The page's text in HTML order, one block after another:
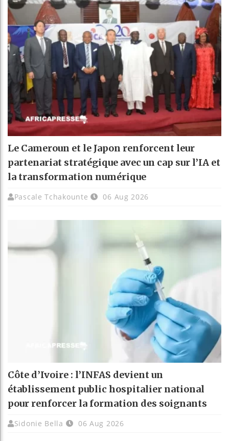
Le Cameroun et le Japon renforcent leur
partenariat stratégique avec un cap sur l’IA et
la transformation numérique
Pascale Tchakounte 06 Aug 2026
Côte d’Ivoire : l’INFAS devient un
établissement public hospitalier national
pour renforcer la formation des soignants
Sidonie Bella 06 Aug 2026